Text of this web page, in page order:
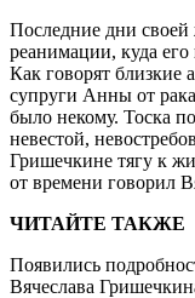
Последние дни
реанимации, куда
Как говорят близкие
супруги Анны от
было некому. Тоска
невестой,
Гришечкине тягу к
от времени говорил
ЧИТАЙТЕ ТАКЖЕ
Появились
Вячеслава